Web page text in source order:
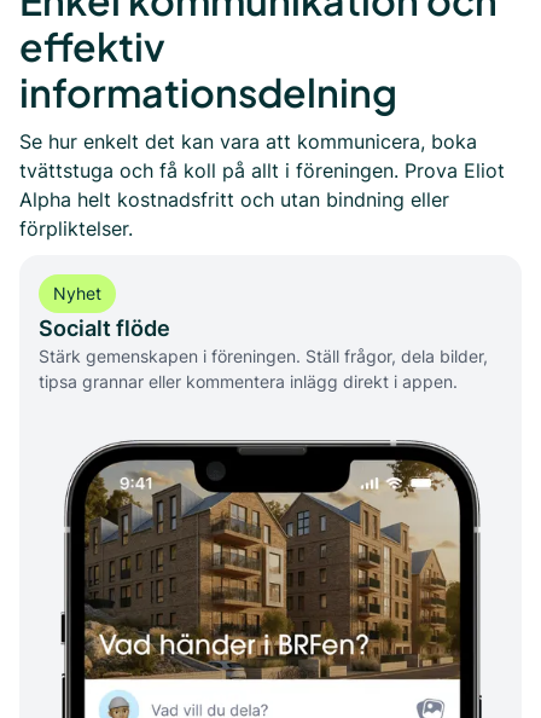
effektiv
informationsdelning
Se hur enkelt det kan vara att kommunicera, boka
tvättstuga och få koll på allt i föreningen. Prova Eliot
Alpha helt kostnadsfritt och utan bindning eller
förpliktelser.
Nyhet
Socialt flöde
Stärk gemenskapen i föreningen. Ställ frågor, dela bilder,
tipsa grannar eller kommentera inlägg direkt i appen.